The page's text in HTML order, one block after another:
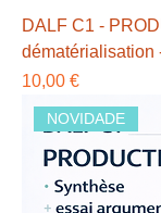
DALF C1 -
dématérialisation
Preço
10,00 €
NOVIDADE